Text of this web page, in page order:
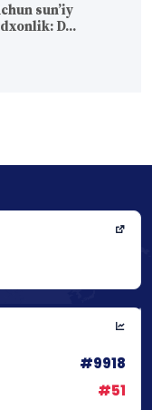
sun’iy
D...
#9918
#51